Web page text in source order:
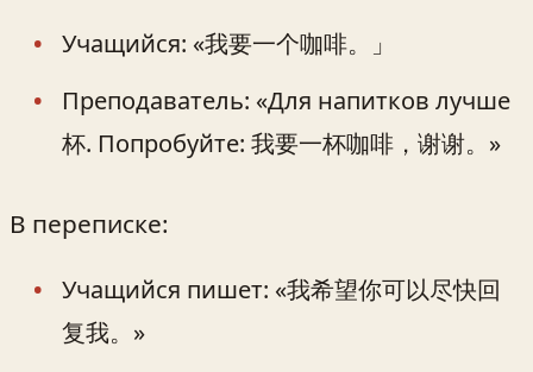
Учащийся: «我要一个咖啡。」
Преподаватель: «Для напитков лучше
杯. Попробуйте: 我要一杯咖啡，谢谢。»
В переписке:
Учащийся пишет: «我希望你可以尽快回
复我。»